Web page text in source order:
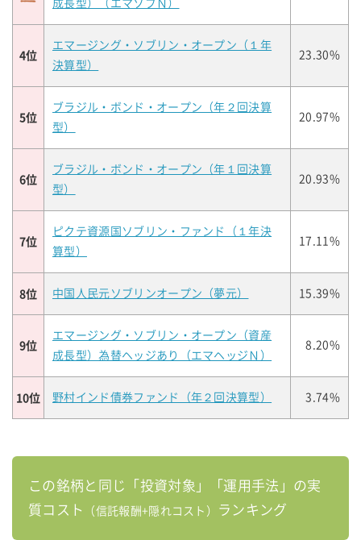
成長型）（エマソブＮ）
4位
エマージング・ソブリン・オープン（１年
決算型）
23.30%
5位
ブラジル・ボンド・オープン（年２回決算
型）
20.97%
6位
ブラジル・ボンド・オープン（年１回決算
型）
20.93%
7位
ピクテ資源国ソブリン・ファンド（１年決
算型）
17.11%
8位 中国人民元ソブリンオープン（夢元） 15.39%
9位
エマージング・ソブリン・オープン（資産
成長型）為替ヘッジあり（エマヘッジＮ）
8.20%
10位 野村インド債券ファンド（年２回決算型） 3.74%
この銘柄と同じ「投資対象」「運用手法」の実
質コスト
（信託報酬+隠れコスト） ランキング